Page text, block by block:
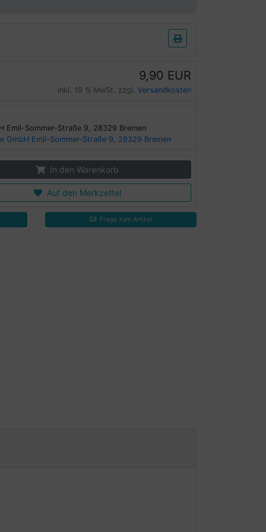
9,90 EUR
inkl. 19 % MwSt. zzgl. Versandkosten
Emil-Sommer-Straße 9, 28329 Bremen
GmbH Emil-Sommer-Straße 9, 28329 Bremen
In den Warenkorb
Auf den Merkzettel
Frage zum Artikel